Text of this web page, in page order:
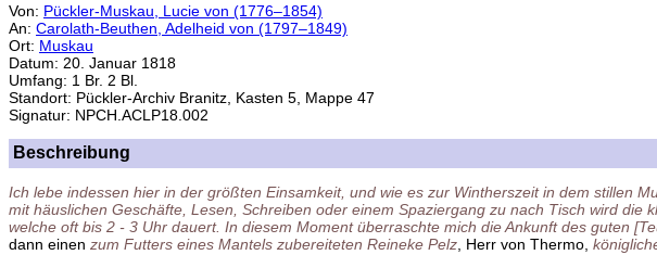
Von: Pückler-Muskau, Lucie von (1776–1854)
An: Carolath-Beuthen, Adelheid von (1797–1849)
Ort: Muskau
Datum: 20. Januar 1818
Umfang: 1 Br. 2 Bl.
Standort: Pückler-Archiv Branitz, Kasten 5, Mappe 47
Signatur: NPCH.ACLP18.002
Beschreibung
Ich lebe indessen hier in der größten Einsamkeit, und wie es zur Wintherszeit in dem stillen
mit häuslichen Geschäfte, Lesen, Schreiben oder einem Spaziergang zu nach Tisch wird
welche oft bis 2 - 3 Uhr dauert. In diesem Moment überraschte mich die Ankunft des guten
dann einen zum Futters eines Mantels zubereiteten Reineke Pelz , Herr von Thermo,